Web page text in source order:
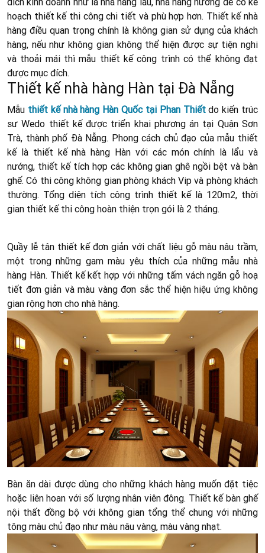
hoạch thiết kế thi công chi tiết và phù hợp hơn. Thiết kế nhà
hàng điều quan trọng chính là không gian sử dụng của khách
hàng, nếu như không gian không thể hiện được sự tiện nghi
và thoải mái thì mẫu thiết kế công trình có thể không đạt
được mục đích.
Thiết kế nhà hàng Hàn tại Đà Nẵng
Mẫu thiết kế nhà hàng Hàn Quốc tại Phan Thiếtdo kiến trúc
sư Wedo thiết kế được triển khai phương án tại Quận Sơn
Trà, thành phố Đà Nẵng. Phong cách chủ đạo của mẫu thiết
kế là thiết kế nhà hàng Hàn với các món chính là lẩu và
nướng, thiết kế tích hợp các không gian ghê ngồi bệt và bàn
ghế. Có thi công không gian phòng khách Vip và phòng khách
thường. Tổng diện tích công trình thiết kế là 120m2, thời
gian thiết kế thi công hoàn thiện trọn gói là 2 tháng.
Quầy lễ tân thiết kế đơn giản với chất liệu gỗ màu nâu trầm,
một trong những gam màu yêu thích của những mẫu nhà
hàng Hàn. Thiết kế kết hợp với những tấm vách ngăn gỗ hoạ
tiết đơn giản và màu vàng đơn sắc thể hiện hiệu ứng không
gian rộng hơn cho nhà hàng.
Bàn ăn dài được dùng cho những khách hàng muốn đặt tiệc
hoặc liên hoan với số lượng nhân viên đông. Thiết kế bàn ghế
nội thất đồng bộ với không gian tổng thể chung với những
tông màu chủ đạo như màu nâu vàng, màu vàng nhạt.